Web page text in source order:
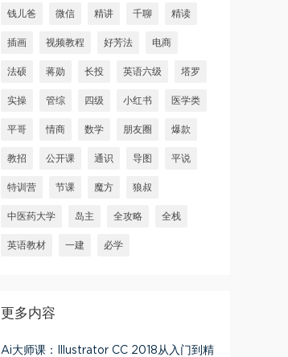
钱儿爸 微信 精讲 千聊 精读
插画 视频教程 好芳法 电商
法硕 蒋勋 长投 英语六级 塔罗
实操 管综 四级 小红书 医学类
平哥 情商 数学 朋友圈 爆款
教招 公开课 通识 导图 平说
特训营 节课 魔方 狼叔
中医药大学 岛主 全攻略 全栈
英语教材 一建 必学
更多内容
Ai大师课：Illustrator CC 2018从入门到精